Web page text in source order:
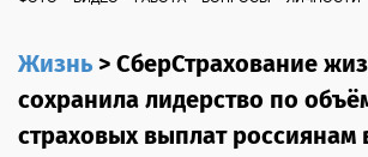
Жизнь>СберСтрахование
сохранила лидерство по
страховых выплат россиянам